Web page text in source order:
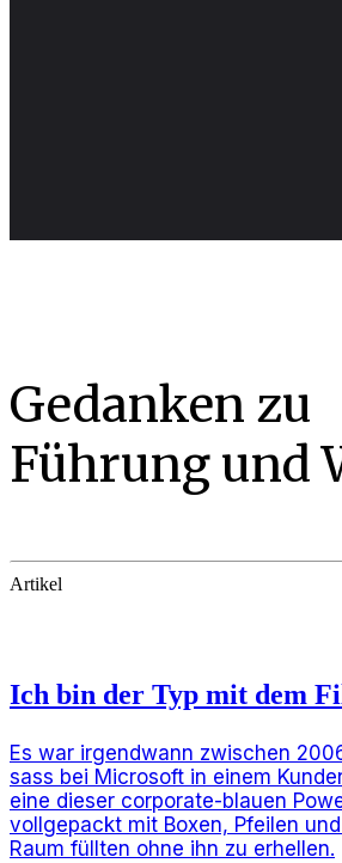
Gedanken zu
Führung und
Artikel
Ich bin der Typ mit dem
Es war irgendwann zwischen
sass bei Microsoft in einem
eine dieser corporate-blauen
vollgepackt mit Boxen, Pfeilen
Raum füllten ohne ihn zu erhellen.